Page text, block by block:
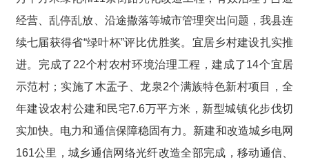
经营、乱停乱放、沿途撒落等城市管理突出问题，我县连
续七届获得省“绿叶杯”评比优胜奖。宜居乡村建设扎实推
进。完成了22个村农村环境治理工程，建成了14个宜居
示范村；实施了木盂子、龙泉2个满族特色新村项目，全
年建设农村公建和民宅7.6万平方米，新型城镇化步伐切
实加快。电力和通信保障稳固有力。新建和改造城乡电网
161公里，城乡通信网络光纤改造全部完成，移动通信、